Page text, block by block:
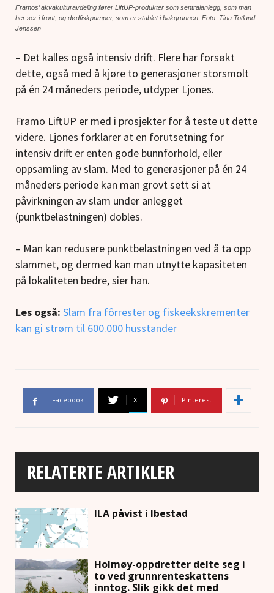
Framos’ akvakulturavdeling fører LiftUP-produkter som sentralanlegg, som man
her ser i front, og dødfiskpumper, som er stablet i bakgrunnen. Foto: Tina Totland
Jenssen
– Det kalles også intensiv drift. Flere har forsøkt
dette, også med å kjøre to generasjoner storsmolt
på én 24 måneders periode, utdyper Ljones.
Framo LiftUP er med i prosjekter for å teste ut dette
videre. Ljones forklarer at en forutsetning for
intensiv drift er enten gode bunnforhold, eller
oppsamling av slam. Med to generasjoner på én 24
måneders periode kan man grovt sett si at
påvirkningen av slam under anlegget
(punktbelastningen) dobles.
– Man kan redusere punktbelastningen ved å ta opp
slammet, og dermed kan man utnytte kapasiteten
på lokaliteten bedre, sier han.
Les også: Slam fra fôrrester og fiskeekskrementer
kan gi strøm til 600.000 husstander
Facebook X Pinterest
RELATERTE ARTIKLER
ILA påvist i Ibestad
Holmøy-oppdretter delte seg i
to ved grunnrenteskattens
inntog. Slik gikk det med